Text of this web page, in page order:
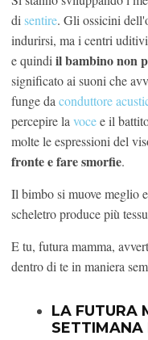
di sentire. Gli ossicini
indurirsi, ma i centri
e quindi il bambino non
significato ai suoni che
funge da conduttore
percepire la vocee il
molte le espressioni del
fronte e fare smorfie.
Il bimbo si muove meglio e
scheletro produce più
E tu, futura mamma,
dentro di te in maniera
LA FUTURA
SETTIMANA